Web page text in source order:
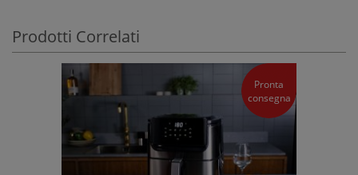
Prodotti Correlati
Pronta
consegna